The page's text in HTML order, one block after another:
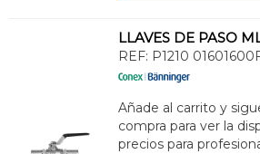
REF: P1210
Añade al carrito y
compra para ver la
precios para